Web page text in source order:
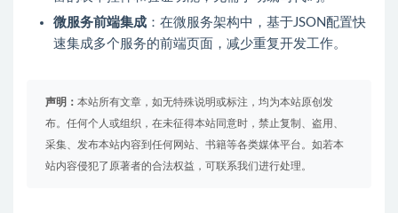
微服务前端集成 ：在微服务架构中，基于JSON配置快
速集成多个服务的前端页面，减少重复开发工作。
声明： 本站所有文章，如无特殊说明或标注，均为本站原创发
布。任何个人或组织，在未征得本站同意时，禁止复制、盗用、
采集、发布本站内容到任何网站、书籍等各类媒体平台。如若本
站内容侵犯了原著者的合法权益，可联系我们进行处理。